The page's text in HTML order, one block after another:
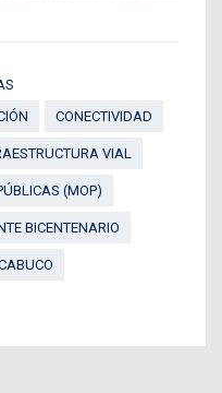
CONECTIVIDAD
VIAL
(MOP)
BICENTENARIO